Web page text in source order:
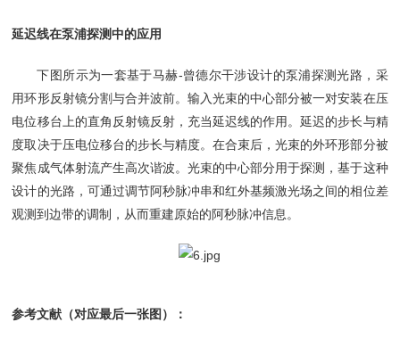
延迟线在泵浦探测中的应用
下图所示为一套基于马赫-曾德尔干涉设计的泵浦探测光路，采
用环形反射镜分割与合并波前。输入光束的中心部分被一对安装在压
电位移台上的直角反射镜反射，充当延迟线的作用。延迟的步长与精
度取决于压电位移台的步长与精度。在合束后，光束的外环形部分被
聚焦成气体射流产生高次谐波。光束的中心部分用于探测，基于这种
设计的光路，可通过调节阿秒脉冲串和红外基频激光场之间的相位差
观测到边带的调制，从而重建原始的阿秒脉冲信息。
参考文献（对应最后一张图）：